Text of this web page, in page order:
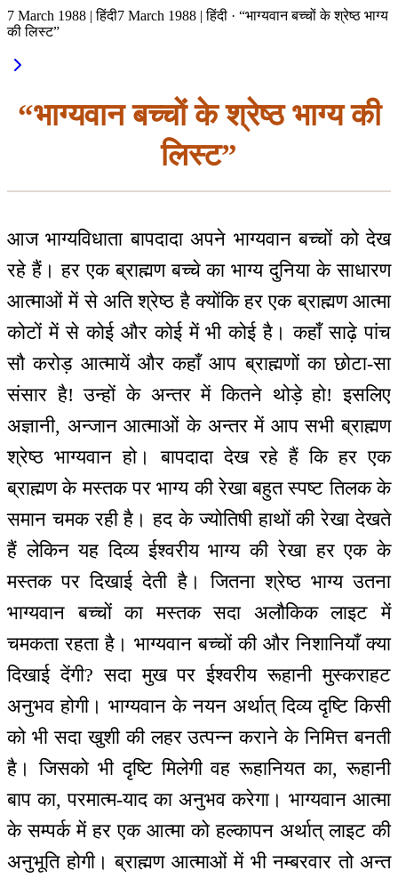
7 March 1988 | हिंदी7 March 1988 | हिंदी · “भाग्यवान बच्चों के श्रेष्ठ भाग्य
की लिस्ट”
“भाग्यवान बच्चों के श्रेष्ठ भाग्य की
लिस्ट”
आज भाग्यविधाता बापदादा अपने भाग्यवान बच्चों को देख
रहे हैं। हर एक ब्राह्मण बच्चे का भाग्य दुनिया के साधारण
आत्माओं में से अति श्रेष्ठ है क्योंकि हर एक ब्राह्मण आत्मा
कोटों में से कोई और कोई में भी कोई है। कहाँ साढ़े पांच
सौ करोड़ आत्मायें और कहाँ आप ब्राह्मणों का छोटा-सा
संसार है! उन्हों के अन्तर में कितने थोड़े हो! इसलिए
अज्ञानी, अन्जान आत्माओं के अन्तर में आप सभी ब्राह्मण
श्रेष्ठ भाग्यवान हो। बापदादा देख रहे हैं कि हर एक
ब्राह्मण के मस्तक पर भाग्य की रेखा बहुत स्पष्ट तिलक के
समान चमक रही है। हद के ज्योतिषी हाथों की रेखा देखते
हैं लेकिन यह दिव्य ईश्वरीय भाग्य की रेखा हर एक के
मस्तक पर दिखाई देती है। जितना श्रेष्ठ भाग्य उतना
भाग्यवान बच्चों का मस्तक सदा अलौकिक लाइट में
चमकता रहता है। भाग्यवान बच्चों की और निशानियाँ क्या
दिखाई देंगी? सदा मुख पर ईश्वरीय रूहानी मुस्कराहट
अनुभव होगी। भाग्यवान के नयन अर्थात् दिव्य दृष्टि किसी
को भी सदा खुशी की लहर उत्पन्न कराने के निमित्त बनती
है। जिसको भी दृष्टि मिलेगी वह रूहानियत का, रूहानी
बाप का, परमात्म-याद का अनुभव करेगा। भाग्यवान आत्मा
के सम्पर्क में हर एक आत्मा को हल्कापन अर्थात् लाइट की
अनुभूति होगी। ब्राह्मण आत्माओं में भी नम्बरवार तो अन्त